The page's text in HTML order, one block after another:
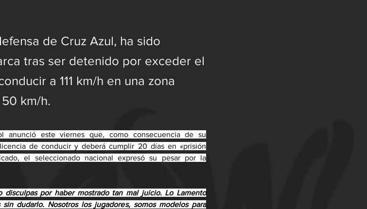
de Cruz Azul, ha sido
tras ser detenido por exceder el
a 111 km/h en una zona
km/h.
anunció este viernes que, como consecuencia de su
de conducir y deberá cumplir 20 días en «prisión
el seleccionado nacional expresó su pesar por la
por haber mostrado tan mal juicio. Lo Lamento
dudarlo. Nosotros los jugadores, somos modelos para